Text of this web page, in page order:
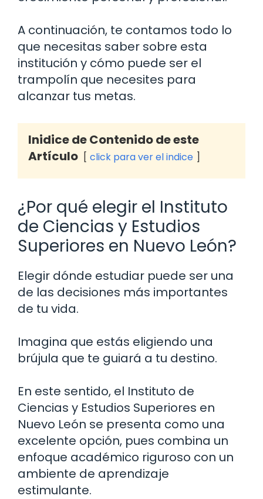
A continuación, te contamos todo lo
que necesitas saber sobre esta
institución y cómo puede ser el
trampolín que necesites para
alcanzar tus metas.
Inidice de Contenido de este
Artículo
click para ver el indice
¿Por qué elegir el Instituto
de Ciencias y Estudios
Superiores en Nuevo León?
Elegir dónde estudiar puede ser una
de las decisiones más importantes
de tu vida.
Imagina que estás eligiendo una
brújula que te guiará a tu destino.
En este sentido, el Instituto de
Ciencias y Estudios Superiores en
Nuevo León se presenta como una
excelente opción, pues combina un
enfoque académico riguroso con un
ambiente de aprendizaje
estimulante.